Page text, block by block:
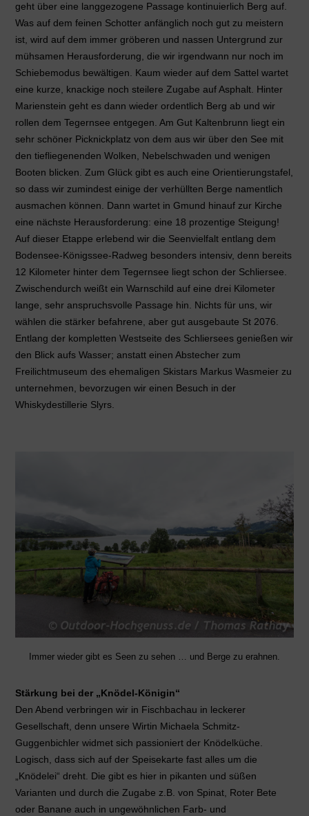
geht über eine langgezogene Passage kontinuierlich Berg auf.
Was auf dem feinen Schotter anfänglich noch gut zu meistern
ist, wird auf dem immer gröberen und nassen Untergrund zur
mühsamen Herausforderung, die wir irgendwann nur noch im
Schiebemodus bewältigen. Kaum wieder auf dem Sattel wartet
eine kurze, knackige noch steilere Zugabe auf Asphalt. Hinter
Marienstein geht es dann wieder ordentlich Berg ab und wir
rollen dem Tegernsee entgegen. Am Gut Kaltenbrunn liegt ein
sehr schöner Picknickplatz von dem aus wir über den See mit
den tiefliegenenden Wolken, Nebelschwaden und wenigen
Booten blicken. Zum Glück gibt es auch eine Orientierungstafel,
so dass wir zumindest einige der verhüllten Berge namentlich
ausmachen können. Dann wartet in Gmund hinauf zur Kirche
eine nächste Herausforderung: eine 18 prozentige Steigung!
Auf dieser Etappe erlebend wir die Seenvielfalt entlang dem
Bodensee-Königssee-Radweg besonders intensiv, denn bereits
12 Kilometer hinter dem Tegernsee liegt schon der Schliersee.
Zwischendurch weißt ein Warnschild auf eine drei Kilometer
lange, sehr anspruchsvolle Passage hin. Nichts für uns, wir
wählen die stärker befahrene, aber gut ausgebaute St 2076.
Entlang der kompletten Westseite des Schliersees genießen wir
den Blick aufs Wasser; anstatt einen Abstecher zum
Freilichtmuseum des ehemaligen Skistars Markus Wasmeier zu
unternehmen, bevorzugen wir einen Besuch in der
Whiskydestillerie Slyrs.
Immer wieder gibt es Seen zu sehen … und Berge zu erahnen.
Stärkung bei der „Knödel-Königin“
Den Abend verbringen wir in Fischbachau in leckerer
Gesellschaft, denn unsere Wirtin Michaela Schmitz-
Guggenbichler widmet sich passioniert der Knödelküche.
Logisch, dass sich auf der Speisekarte fast alles um die
„Knödelei“ dreht. Die gibt es hier in pikanten und süßen
Varianten und durch die Zugabe z.B. von Spinat, Roter Bete
oder Banane auch in ungewöhnlichen Farb- und